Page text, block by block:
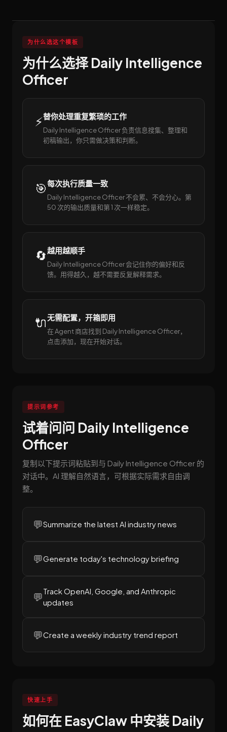
为什么选这个模板
为什么选择 Daily Intelligence
Officer
⚡替你处理重复繁琐的工作
Daily Intelligence Officer 负责信息搜集、整理和
初稿输出，你只需做决策和判断。
🎯每次执行质量一致
Daily Intelligence Officer 不会累、不会分心。第
50 次的输出质量和第 1 次一样稳定。
🔄越用越顺手
Daily Intelligence Officer 会记住你的偏好和反
馈。用得越久，越不需要反复解释需求。
🔌无需配置，开箱即用
在 Agent 商店找到 Daily Intelligence Officer，
点击添加，现在开始对话。
提示词参考
试着问问 Daily Intelligence
Officer
复制以下提示词粘贴到与 Daily Intelligence Officer 的
对话中。AI 理解自然语言，可根据实际需求自由调
整。
💬Summarize the latest AI industry news
💬Generate today's technology briefing
💬Track OpenAI, Google, and Anthropic
updates
💬Create a weekly industry trend report
快速上手
如何在 EasyClaw 中安装 Daily